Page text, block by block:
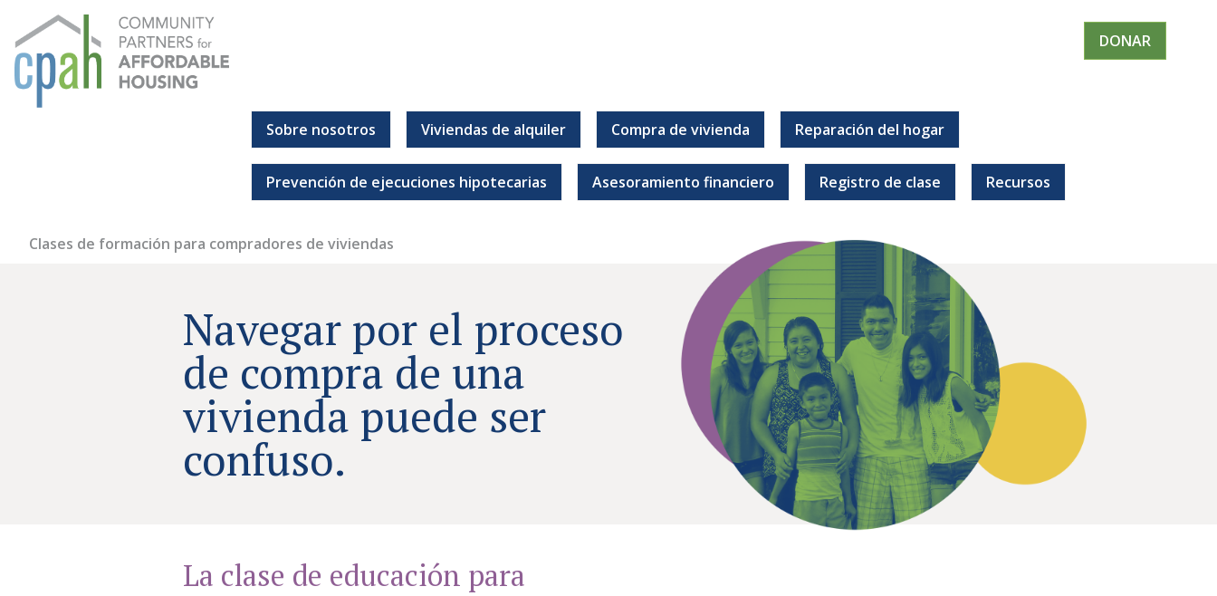
contenido
Socios comunitarios para la vivienda asequible
Todos deberían tener un lugar al que puedan llamar hogar.
DONAR
Sobre nosotros Viviendas de alquiler Compra de vivienda Reparación del hogar
Prevención de ejecuciones hipotecarias Asesoramiento financiero Registro de clase Recursos
Clases de formación para compradores de viviendas
Navegar por el proceso
de compra de una
vivienda puede ser
confuso.
La clase de educación para